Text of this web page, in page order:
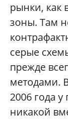
рынки, как
зоны. Там
серые
прежде
методами.
2006 года
никакой